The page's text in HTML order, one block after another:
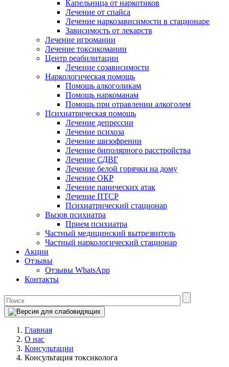
Капельница от наркотиков
Лечение от спайса
Лечение наркозависимости в стационаре
Зависимость от лекарств
Лечение игромании
Лечение токсикомании
Центр реабилитации
Лечение созависимости
Наркологическая помощь
Помощь алкоголикам
Помощь наркоманам
Помощь при отравлении алкоголем
Психиатрическая помощь
Лечение депрессии
Лечение психоза
Лечение шизофрении
Лечение биполярного расстройства
Лечение СДВГ
Лечение белой горячки на дому
Лечение ОКР
Лечение панических атак
Лечение ПТСР
Психиатрический стационар
Вызов психиатра
Прием психиатра
Частный медицинский вытрезвитель
Частный наркологический стационар
Акции
Отзывы
Отзывы WhatsApp
Контакты
Главная
О нас
Консультации
Консультация токсиколога